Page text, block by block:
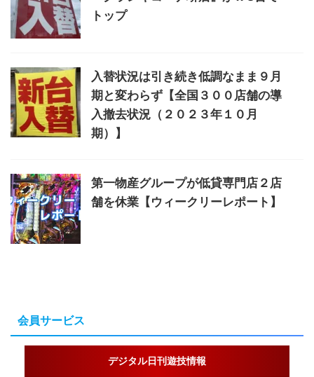
トップ
入替状況は引き続き低調なまま９月
期と変わらず【全国３００店舗の導
入撤去状況（２０２３年１０月
期）】
第一物産グループが低貸専門店２店
舗を休業【ウィークリーレポート】
会員サービス
デジタル日刊遊技情報